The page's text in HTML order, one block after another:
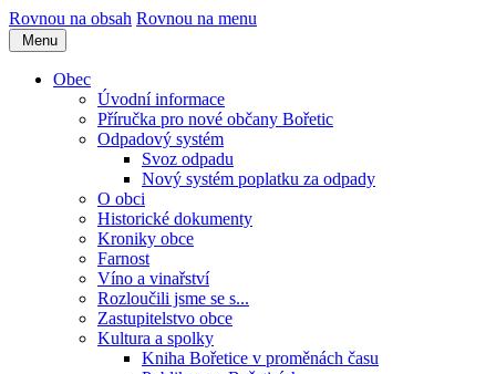
Rovnou na obsah Rovnou na menu
Menu
Obec
Úvodní informace
Příručka pro nové občany Bořetic
Odpadový systém
Svoz odpadu
Nový systém poplatku za odpady
O obci
Historické dokumenty
Kroniky obce
Farnost
Víno a vinařství
Rozloučili jsme se s...
Zastupitelstvo obce
Kultura a spolky
Kniha Bořetice v proměnách času